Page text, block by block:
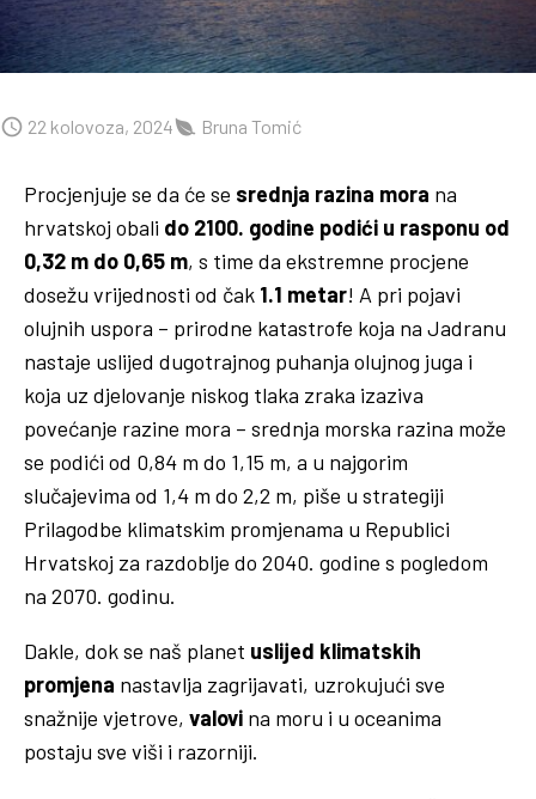
22 kolovoza, 2024 Bruna Tomić
Procjenjuje se da će se srednja razina mora na
hrvatskoj obali do 2100. godine podići u rasponu od
0,32 m do 0,65 m, s time da ekstremne procjene
dosežu vrijednosti od čak 1.1 metar! A pri pojavi
olujnih uspora – prirodne katastrofe koja na Jadranu
nastaje uslijed dugotrajnog puhanja olujnog juga i
koja uz djelovanje niskog tlaka zraka izaziva
povećanje razine mora – srednja morska razina može
se podići od 0,84 m do 1,15 m, a u najgorim
slučajevima od 1,4 m do 2,2 m, piše u strategiji
Prilagodbe klimatskim promjenama u Republici
Hrvatskoj za razdoblje do 2040. godine s pogledom
na 2070. godinu.
Dakle, dok se naš planet uslijed klimatskih
promjena nastavlja zagrijavati, uzrokujući sve
snažnije vjetrove, valovi na moru i u oceanima
postaju sve viši i razorniji.